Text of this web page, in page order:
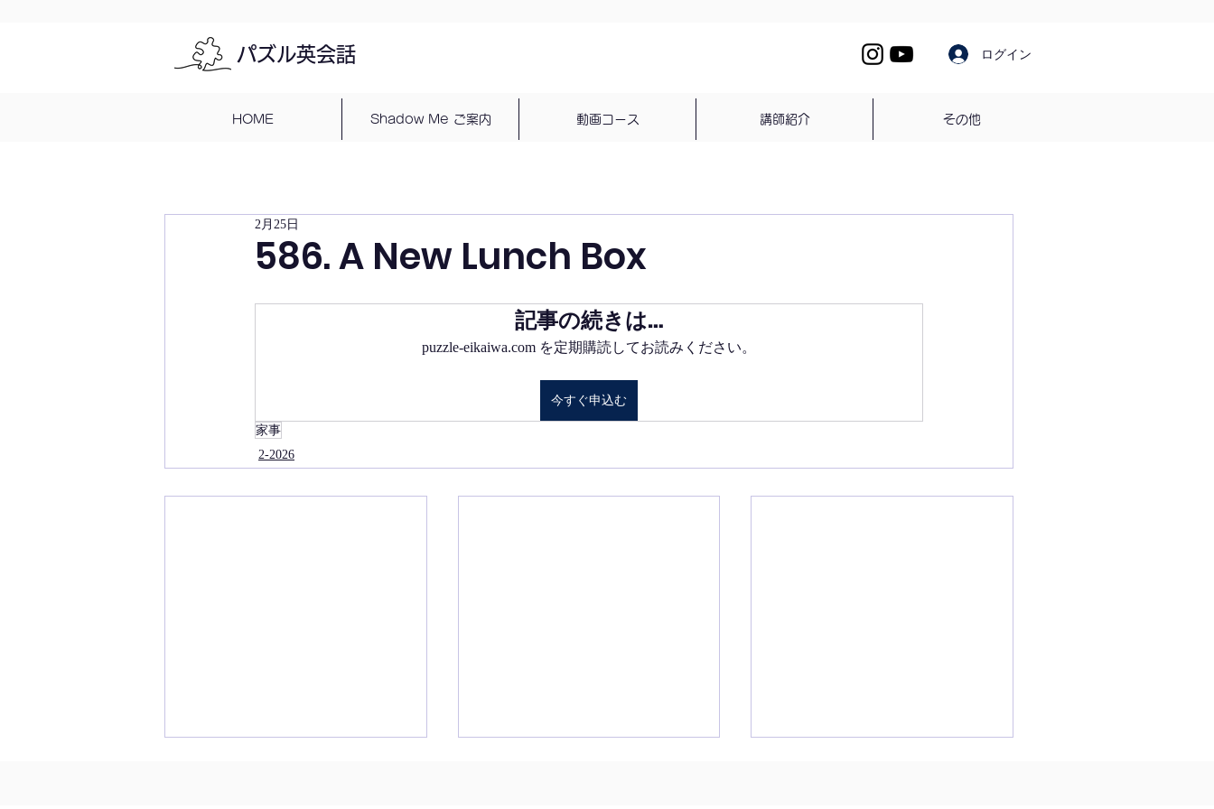
パズル英会話 ログイン
HOME Shadow Me ご案内 動画コース 講師紹介 その他
586. A New Lunch Box
2月25日
記事の続きは…
puzzle-eikaiwa.com を定期購読してお読みください。
今すぐ申込む
家事
2-2026